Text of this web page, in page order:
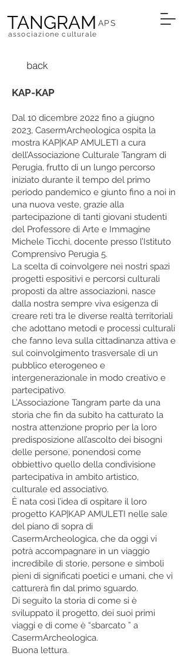
TANGRAM
associazione culturale
APS
back
KAP-KAP
Dal 10 dicembre 2022 fino a giugno
2023, CasermArcheologica ospita la
mostra KAP|KAP AMULETI a cura
dell’Associazione Culturale Tangram di
Perugia, frutto di un lungo percorso
iniziato durante il tempo del primo
periodo pandemico e giunto fino a noi in
una nuova veste, grazie alla
partecipazione di tanti giovani studenti
del Professore di Arte e Immagine
Michele Ticchi, docente presso l’Istituto
Comprensivo Perugia 5.
La scelta di coinvolgere nei nostri spazi
progetti espositivi e percorsi culturali
proposti da altre associazioni, nasce
dalla nostra sempre viva esigenza di
creare reti tra le diverse realtà territoriali
che adottano metodi e processi culturali
che fanno leva sulla cittadinanza attiva e
sul coinvolgimento trasversale di un
pubblico eterogeneo e
intergenerazionale in modo creativo e
partecipativo.
L’Associazione Tangram parte da una
storia che fin da subito ha catturato la
nostra attenzione proprio per la loro
predisposizione all’ascolto dei bisogni
delle persone, ponendosi come
obbiettivo quello della condivisione
partecipativa in ambito artistico,
culturale ed associativo.
È nata così l’idea di ospitare il loro
progetto KAP|KAP AMULETI nelle sale
del piano di sopra di
CasermArcheologica, che da oggi vi
potrà accompagnare in un viaggio
incredibile di storie, persone e simboli
pieni di significati poetici e umani, che vi
catturerà fin dal primo sguardo.
Di seguito la storia di come si è
sviluppato il progetto, dei suoi primi
viaggi e di come è “sbarcato ” a
CasermArcheologica.
Buona lettura.